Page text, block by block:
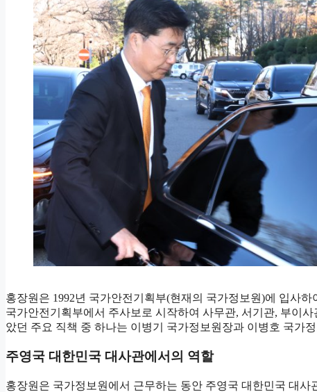
홍장원은 1992년 국가안전기획부(현재의 국가정보원)에 입사
국가안전기획부에서 주사보로 시작하여 사무관, 서기관, 부이
았던 주요 직책 중 하나는 이병기 국가정보원장과 이병호 국가
주영국 대한민국 대사관에서의 역할
홍장원은 국가정보원에서 근무하는 동안 주영국 대한민국 대